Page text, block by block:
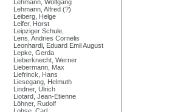
Lehmann, Wolfgang
Lehmann, Alfred (?)
Leiberg, Helge
Leifer, Horst
Leipziger Schule,
Lens, Andries Cornelis
Leonhardi, Eduard Emil August
Lepke, Gerda
Lieberknecht, Werner
Liebermann, Max
Liefrinck, Hans
Liesegang, Helmuth
Lindner, Ulrich
Liotard, Jean-Etienne
Löhner, Rudolf